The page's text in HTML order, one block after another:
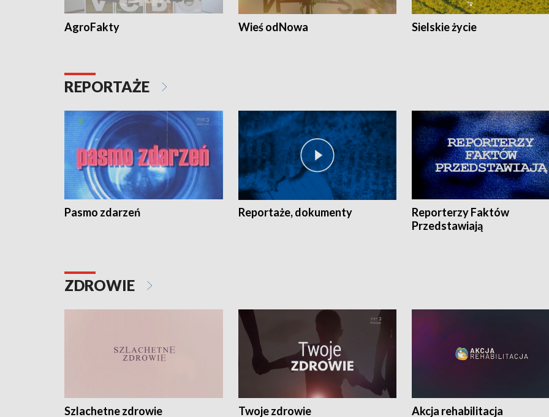
AgroFakty Wieś odNowa Sielskie życie
REPORTAŻE
Pasmo zdarzeń Reportaże, dokumenty
Reporterzy Faktów
Przedstawiają
ZDROWIE
Szlachetne zdrowie Twoje zdrowie Akcja rehabilitacja